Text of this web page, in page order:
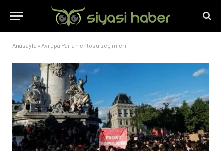
Anasayfa » Avrupa Parlamentosu seçimleri